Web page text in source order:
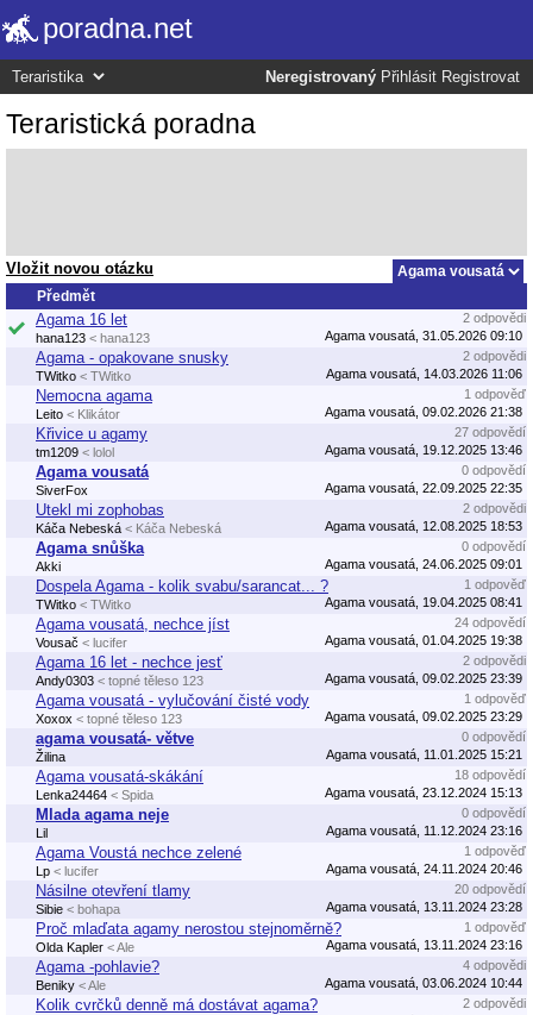
poradna.net
Neregistrovaný Přihlásit Registrovat
Teraristická poradna
Vložit novou otázku
Předmět
Agama 16 let
2 odpovědi
hana123 < hana123 Agama vousatá, 31.05.2026 09:10
Agama - opakovane snusky
2 odpovědi
TWitko < TWitko Agama vousatá, 14.03.2026 11:06
Nemocna agama
1 odpověď
Leito < Klikátor Agama vousatá, 09.02.2026 21:38
Křivice u agamy
27 odpovědí
tm1209 < lolol Agama vousatá, 19.12.2025 13:46
Agama vousatá
0 odpovědí
SiverFox
Agama vousatá, 22.09.2025 22:35
Utekl mi zophobas
2 odpovědi
Káča Nebeská < Káča Nebeská Agama vousatá, 12.08.2025 18:53
Agama snůška
0 odpovědí
Akki
Agama vousatá, 24.06.2025 09:01
Dospela Agama - kolik svabu/sarancat... ?
1 odpověď
TWitko < TWitko Agama vousatá, 19.04.2025 08:41
Agama vousatá, nechce jíst
24 odpovědí
Vousač < lucifer Agama vousatá, 01.04.2025 19:38
Agama 16 let - nechce jesť
2 odpovědi
Andy0303 < topné těleso 123 Agama vousatá, 09.02.2025 23:39
Agama vousatá - vylučování čisté vody
1 odpověď
Xoxox < topné těleso 123 Agama vousatá, 09.02.2025 23:29
agama vousatá- větve
0 odpovědí
Žilina
Agama vousatá, 11.01.2025 15:21
Agama vousatá-skákání
18 odpovědí
Lenka24464 < Spida Agama vousatá, 23.12.2024 15:13
Mlada agama neje
0 odpovědí
Lil
Agama vousatá, 11.12.2024 23:16
Agama Voustá nechce zelené
1 odpověď
Lp < lucifer Agama vousatá, 24.11.2024 20:46
Násilne otevření tlamy
20 odpovědí
Sibie < bohapa Agama vousatá, 13.11.2024 23:28
Proč mlaďata agamy nerostou stejnoměrně?
1 odpověď
Olda Kapler < Ale Agama vousatá, 13.11.2024 23:16
Agama -pohlavie?
4 odpovědi
Beniky < Ale Agama vousatá, 03.06.2024 10:44
Kolik cvrčků denně má dostávat agama?
2 odpovědi